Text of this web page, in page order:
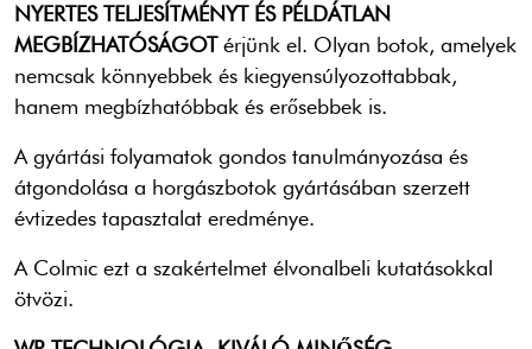
NYERTES TELJESÍTMÉNYT ÉS PÉLDÁTLAN
MEGBÍZHATÓSÁGOTérjünk el. Olyan botok, amelyek
nemcsak könnyebbek és kiegyensúlyozottabbak,
hanem megbízhatóbbak és erősebbek is.
A gyártási folyamatok gondos tanulmányozása és
átgondolása a horgászbotok gyártásában szerzett
évtizedes tapasztalat eredménye.
A Colmic ezt a szakértelmet élvonalbeli kutatásokkal
ötvözi.